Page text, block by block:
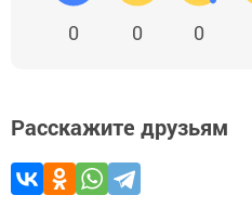
0 0 0
Расскажите друзьям